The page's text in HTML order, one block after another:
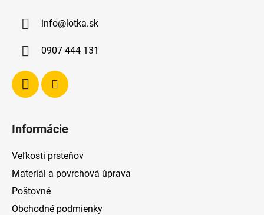
info@lotka.sk
0907 444 131
Informácie
Veľkosti prsteňov
Materiál a povrchová úprava
Poštovné
Obchodné podmienky